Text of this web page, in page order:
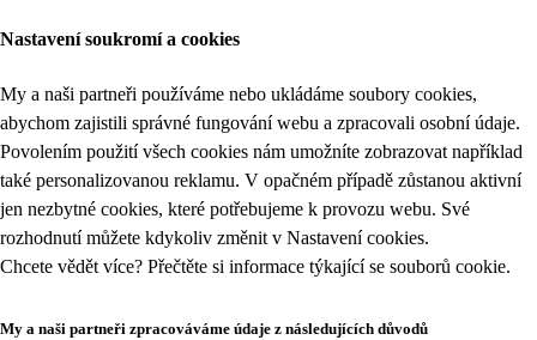
Nastavení soukromí a cookies
My a naši partneři používáme nebo ukládáme soubory cookies,
abychom zajistili správné fungování webu a zpracovali osobní údaje.
Povolením použití všech cookies nám umožníte zobrazovat například
také personalizovanou reklamu. V opačném případě zůstanou aktivní
jen nezbytné cookies, které potřebujeme k provozu webu. Své
rozhodnutí můžete kdykoliv změnit v Nastavení cookies.
Chcete vědět více? Přečtěte si informace týkající se souborů cookie.
My a naši partneři zpracováváme údaje z následujících důvodů